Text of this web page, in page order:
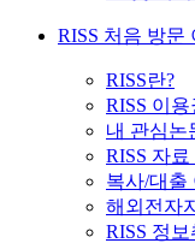
RISS 처음 방문
RISS란?
RISS 이
내 관심논
RISS 자
복사/대출
해외전자
RISS 정